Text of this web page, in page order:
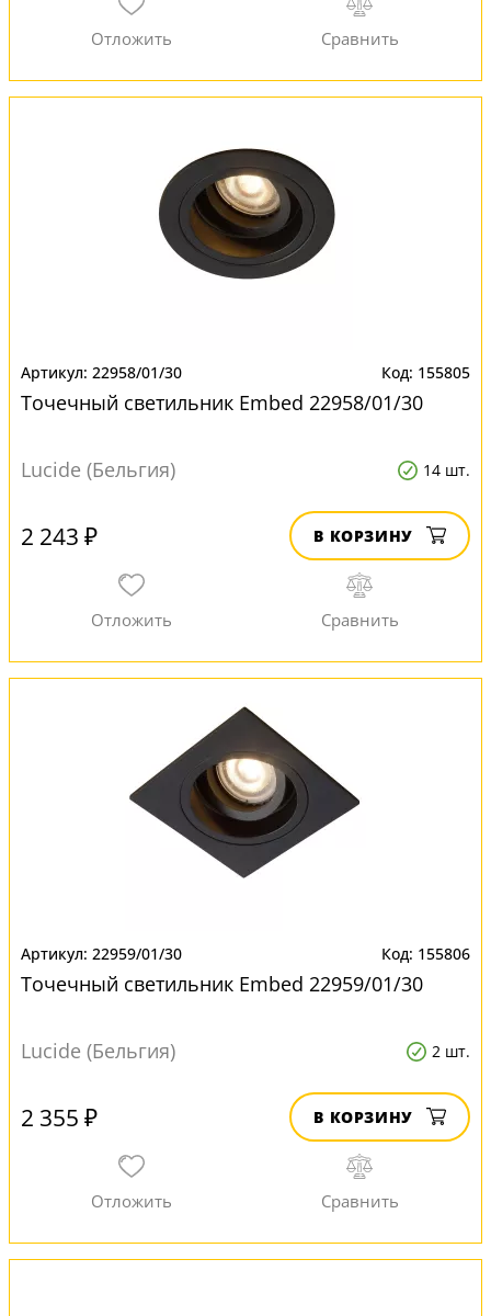
22958/01/30 155805
Точечный светильник Embed 22958/01/30
Lucide (Бельгия) 14 шт.
2 243 ₽ В КОРЗИНУ
22959/01/30 155806
Точечный светильник Embed 22959/01/30
Lucide (Бельгия) 2 шт.
2 355 ₽ В КОРЗИНУ